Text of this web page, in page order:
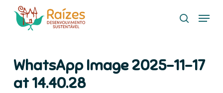
search
Menu
WhatsApp Image 2025-11-17
at 14.40.28